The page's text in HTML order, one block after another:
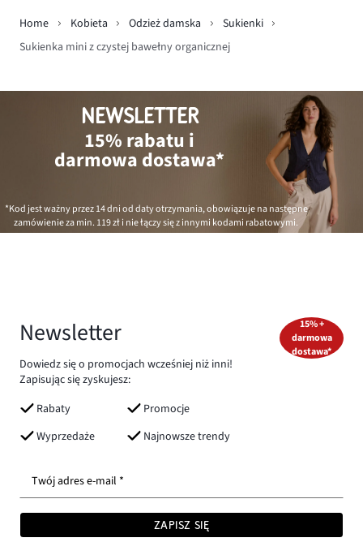
Home Kobieta Odzież damska
Sukienki
Sukienka mini z czystej bawełny organicznej
NEWSLETTER
15% rabatu i
darmowa dostawa*
*Kod jest ważny przez 14 dni od daty otrzymania, obowiązuje na następne
zamówienie za min. 119 złi nie łączy się z innymi kodami rabatowymi.
Newsletter
Dowiedz się o promocjach wcześniej niż inni!
Zapisując się zyskujesz:
Rabaty
Promocje
Wyprzedaże
Najnowsze trendy
15% +
darmowa
dostawa*
Twój adres e-mail *
ZAPISZ SIĘ